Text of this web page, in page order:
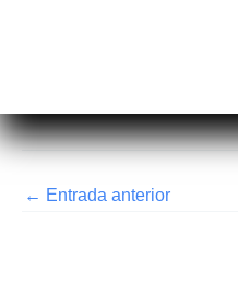
← Entrada anterior